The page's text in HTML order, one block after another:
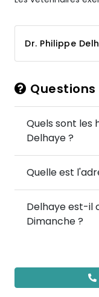
Dr. Philippe
Quels sont les
Delhaye ?
Quelle est
Delhaye est-il
Dimanche ?